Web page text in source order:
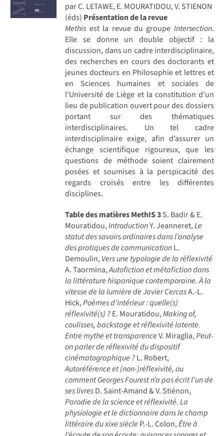
par C. LETAWE, E. MOURATIDOU, V. STIENON
(éds) Présentation de la revue
Methis est la revue du groupe Intersection.
Elle se donne un double objectif : la
discussion, dans un cadre interdisciplinaire,
des recherches en cours des doctorants et
jeunes docteurs en Philosophie et lettres et
en Sciences humaines et sociales de
l’Université de Liège et la constitution d'un
lieu de publication ouvert pour des dossiers
portant sur des thématiques
interdisciplinaires. Un tel cadre
interdisciplinaire exige, afin d’assurer un
échange scientifique rigoureux, que les
questions de méthode soient clairement
posées et soumises à la perspicacité des
regards croisés entre les différentes
disciplines.
Table des matières MethIS 3S. Badir & E.
Mouratidou,IntroductionY. Jeanneret,Le
statut des savoirs ordinaires dans l’analyse
des pratiques de communicationL.
Demoulin,Vers une typologie de la réflexivité
A. Taormina,Autofiction et métafiction dans
la littérature hispanique contemporaine. À la
vitesse de la lumière de Javier CercasA.-L.
Hick,Poèmes d’intérieur : quelle(s)
réflexivité(s) ?E. Mouratidou,Making of,
coulisses, backstage et réflexivité latente.
Entre mythe et transparenceV. Miraglia,Peut-
on parler de réflexivité du dispositif
cinématographique ?L. Robert,
Autoréférence et (non-)réflexivité, ou
comment Georges Fourest n’a pas écrit l’un de
ses livresD. Saint-Amand & V. Stiénon,
Parodie de la science et réflexivité. La
physiologie et le dictionnaire dans le champ
littéraire du xixe siècle P.-L. Colon,Être à